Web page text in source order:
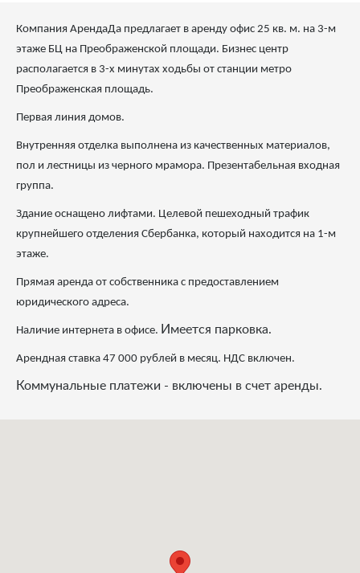
Компания АрендаДа предлагает в аренду офис 25 кв. м. на 3-м
этаже БЦ на Преображенской площади. Бизнес центр
располагается в 3-х минутах ходьбы от станции метро
Преображенская площадь.
Первая линия домов.
Внутренняя отделка выполнена из качественных материалов,
пол и лестницы из черного мрамора. Презентабельная входная
группа.
Здание оснащено лифтами. Целевой пешеходный трафик
крупнейшего отделения Сбербанка, который находится на 1-м
этаже.
Прямая аренда от собственника с предоставлением
юридического адреса.
Наличие интернета в офисе. Имеется парковка.
Арендная ставка 47 000 рублей в месяц. НДС включен.
Коммунальные платежи - включены в счет аренды.